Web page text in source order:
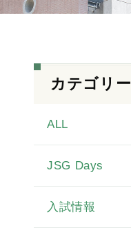
カテゴリー
ALL
JSG Days
入試情報